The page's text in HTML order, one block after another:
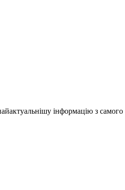
інформацію з